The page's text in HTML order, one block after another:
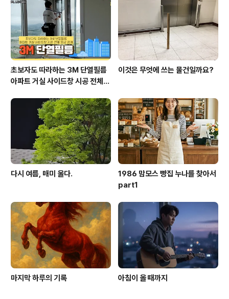
초보자도 따라하는 3M 단열필름
아파트 거실 사이드창 시공 전체
이것은 무엇에 쓰는 물건일까요?
다시 여름, 매미 울다.
1986 맘모스 빵집 누나를 찾아서
part1
마지막 하루의 기록 아침이 올 때까지